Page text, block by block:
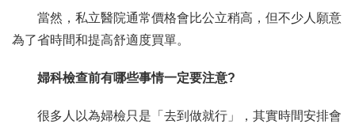
當然，私立醫院通常價格會比公立稍高，但不少人願意
為了省時間和提高舒適度買單。
婦科檢查前有哪些事情一定要注意?
很多人以為婦檢只是「去到做就行」，其實時間安排會